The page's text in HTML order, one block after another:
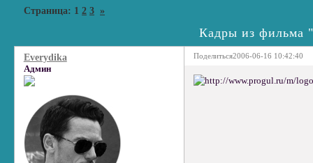
Кадры из фильма
Страница: 1 2 3 »
Поделиться2006-06-16 10:42:40
Everydika
Админ